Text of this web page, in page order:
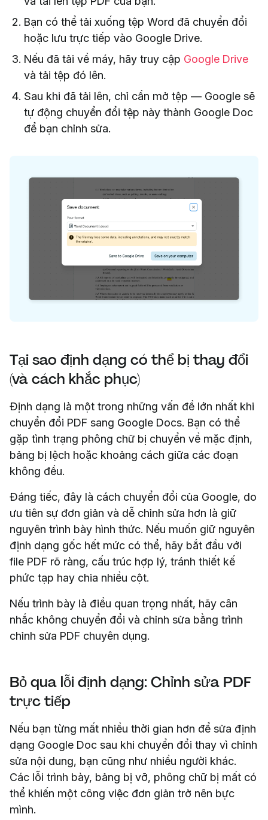
Bạn có thể tải xuống tệp Word đã chuyển đổi
hoặc lưu trực tiếp vào Google Drive.
Nếu đã tải về máy, hãy truy cập Google Drive
và tải tệp đó lên.
Sau khi đã tải lên, chỉ cần mở tệp — Google sẽ
tự động chuyển đổi tệp này thành Google Doc
để bạn chỉnh sửa.
Tại sao định dạng có thể bị thay đổi
(và cách khắc phục)
Định dạng là một trong những vấn đề lớn nhất khi
chuyển đổi PDF sang Google Docs. Bạn có thể
gặp tình trạng phông chữ bị chuyển về mặc định,
bảng bị lệch hoặc khoảng cách giữa các đoạn
không đều.
Đáng tiếc, đây là cách chuyển đổi của Google, do
ưu tiên sự đơn giản và dễ chỉnh sửa hơn là giữ
nguyên trình bày hình thức. Nếu muốn giữ nguyên
định dạng gốc hết mức có thể, hãy bắt đầu với
file PDF rõ ràng, cấu trúc hợp lý, tránh thiết kế
phức tạp hay chia nhiều cột.
Nếu trình bày là điều quan trọng nhất, hãy cân
nhắc không chuyển đổi và chỉnh sửa bằng trình
chỉnh sửa PDF chuyên dụng.
Bỏ qua lỗi định dạng: Chỉnh sửa PDF
trực tiếp
Nếu bạn từng mất nhiều thời gian hơn để sửa định
dạng Google Doc sau khi chuyển đổi thay vì chỉnh
sửa nội dung, bạn cũng như nhiều người khác.
Các lỗi trình bày, bảng bị vỡ, phông chữ bị mất có
thể khiến một công việc đơn giản trở nên bực
mình.